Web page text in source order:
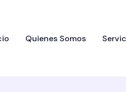
Quienes Somos